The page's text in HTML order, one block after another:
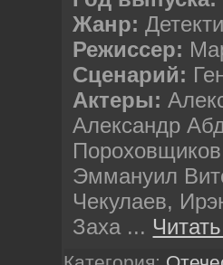
Жанр:
Режиссер:
Сценарий:
Актеры:
Александр
Эммануил
Чекулаев,
Заха ...